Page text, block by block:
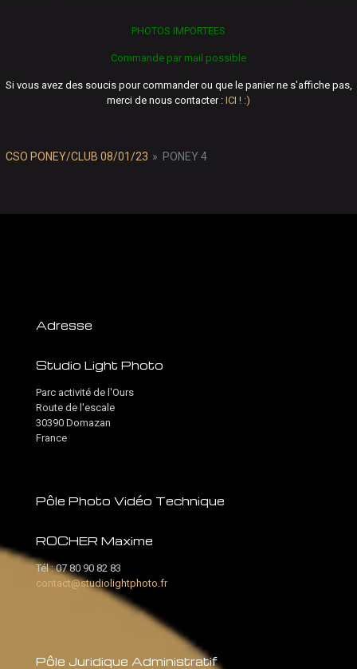
PHOTOS IMPORTEES
Commande par mail possible
Si vous avez des soucis pour commander ou que le panier ne s'affiche pas,
merci de nous contacter : ICI ! :)
CSO PONEY/CLUB 08/01/23 » PONEY 4
Adresse
Studio Light Photo
Parc activité de l'Ours
Route de l'escale
30390 Domazan
France
Pôle Photo Vidéo Technique
ROCHER Maxime
Tél :07 80 90 82 83
contact@studiolightphoto.fr
Pôle Juridique Administratif